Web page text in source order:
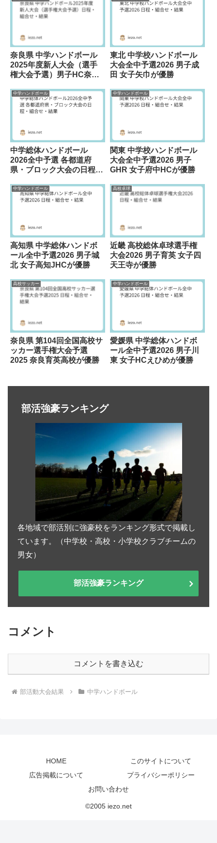
奈良県 中学ハンドボール
2025年度新人大会（選手
権大会予選）男子HC奈良
東北 中学校ハンドボール
大会全中予選2026 男子成
田 女子矢巾が優勝
中学ハンドボール
中学総体ハンドボール
2026全中予選 各都道府
県・ブロック大会の日程・
中学ハンドボール
関東 中学校ハンドボール
大会全中予選2026 男子
GHR 女子府中HCが優勝
中学ハンドボール
高知県 中学総体ハンドボ
ール全中予選2026 男子城
北 女子高知JHCが優勝
高校卓球
近畿 高校総体卓球選手権
大会2026 男子育英 女子四
天王寺が優勝
高校サッカー
奈良県 第104回全国高校サ
ッカー選手権大会予選
2025 奈良育英高校が優勝
中学ハンドボール
愛媛県 中学総体ハンドボ
ール全中予選2026 男子川
東 女子HCえひめが優勝
部活強豪ランキング
各地域で部活別に強豪校をランキング形式で掲載し
ています。（中学校・高校・小学校クラブチームの
男女）
部活強豪ランキング
コメント
コメントを書き込む
部活動大会結果 中学ハンドボール
HOME
このサイトについて
広告掲載について
プライバシーポリシー
お問い合わせ
©2005 iezo.net